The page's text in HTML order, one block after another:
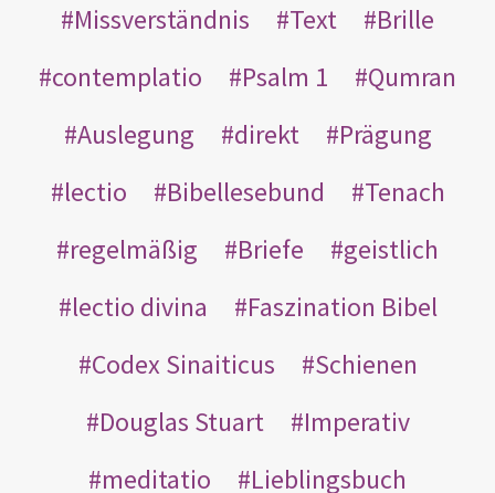
Missverständnis
Text
Brille
contemplatio
Psalm 1
Qumran
Auslegung
direkt
Prägung
lectio
Bibellesebund
Tenach
regelmäßig
Briefe
geistlich
lectio divina
Faszination Bibel
Codex Sinaiticus
Schienen
Douglas Stuart
Imperativ
meditatio
Lieblingsbuch